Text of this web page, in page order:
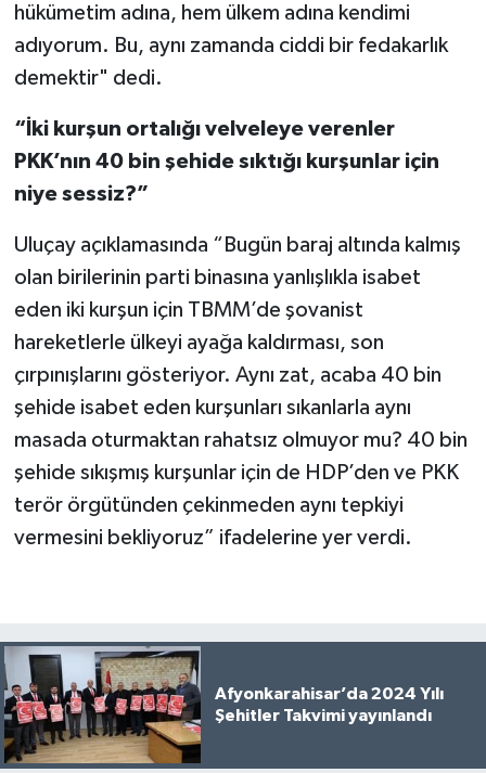
hükümetim adına, hem ülkem adına kendimi
adıyorum. Bu, aynı zamanda ciddi bir fedakarlık
demektir" dedi.
“İki kurşun ortalığı velveleye verenler
PKK’nın 40 bin şehide sıktığı kurşunlar için
niye sessiz?”
Uluçay açıklamasında “Bugün baraj altında kalmış
olan birilerinin parti binasına yanlışlıkla isabet
eden iki kurşun için TBMM’de şovanist
hareketlerle ülkeyi ayağa kaldırması, son
çırpınışlarını gösteriyor. Aynı zat, acaba 40 bin
şehide isabet eden kurşunları sıkanlarla aynı
masada oturmaktan rahatsız olmuyor mu? 40 bin
şehide sıkışmış kurşunlar için de HDP’den ve PKK
terör örgütünden çekinmeden aynı tepkiyi
vermesini bekliyoruz” ifadelerine yer verdi.
Afyonkarahisar’da 2024 Yılı
Şehitler Takvimi yayınlandı